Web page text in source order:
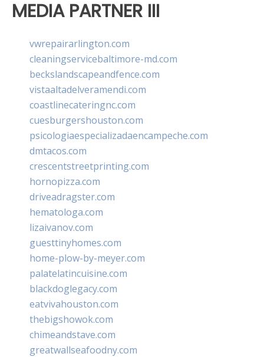
MEDIA PARTNER III
vwrepairarlington.com
cleaningservicebaltimore-md.com
beckslandscapeandfence.com
vistaaltadelveramendi.com
coastlinecateringnc.com
cuesburgershouston.com
psicologiaespecializadaencampeche.com
dmtacos.com
crescentstreetprinting.com
hornopizza.com
driveadragster.com
hematologa.com
lizaivanov.com
guesttinyhomes.com
home-plow-by-meyer.com
palatelatincuisine.com
blackdoglegacy.com
eatvivahouston.com
thebigshowok.com
chimeandstave.com
greatwallseafoodny.com